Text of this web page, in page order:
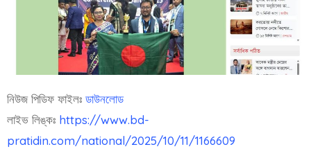
নিউজ পিডিফ ফাইলঃ ডাউনলোড
লাইভ লিঙ্কঃ https://www.bd-
pratidin.com/national/2025/10/11/1166609